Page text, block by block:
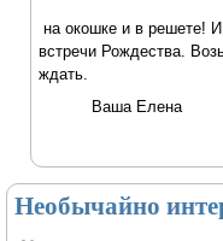
на окошке и в решете!
встречи Рождества.
ждать.
Ваша Елена
Необычайно